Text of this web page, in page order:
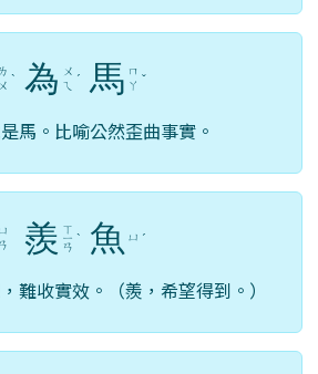
ㄌ
ㄨ ˋ 為 ㄨ
ㄟ
ˊ 馬 ㄇ
ㄚ ˇ
馬。比喻公然歪曲事實。
ㄢ
羨 ㄒ
ㄧ
ㄢ
ˋ 魚 ㄩ ˊ
難收實效。（羨，希望得到。）